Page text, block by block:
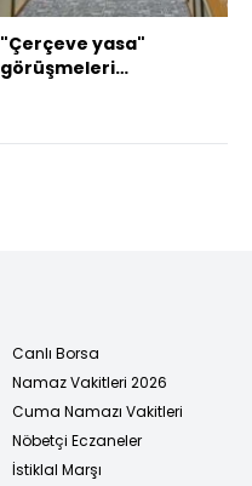
"Çerçeve yasa"
görüşmeleri
Canlı Borsa
Namaz Vakitleri 2026
Cuma Namazı Vakitleri
Nöbetçi Eczaneler
İstiklal Marşı